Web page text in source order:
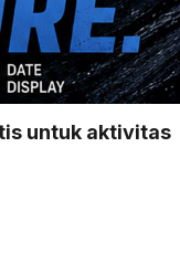
untuk aktivitas